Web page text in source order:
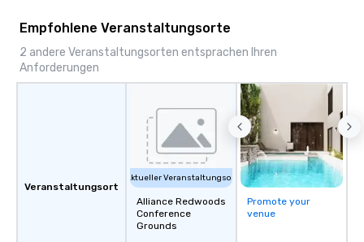
Empfohlene Veranstaltungsorte
2 andere Veranstaltungsorten entsprachen Ihren
Anforderungen
Veranstaltungsort
Aktueller Veranstaltungsort
Alliance Redwoods
Conference
Grounds
Promote your
venue